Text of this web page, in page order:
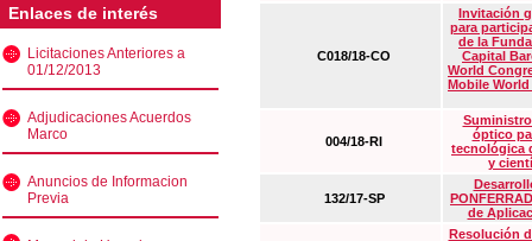
Enlaces de interés
Licitaciones Anteriores a
01/12/2013
Adjudicaciones Acuerdos
Marco
Anuncios de Informacion
Previa
C018/18-CO
Invitación
para
de la
Capital
World
Mobile
004/18-RI
óptico
tecnológica
y
132/17-SP
de
Resolución